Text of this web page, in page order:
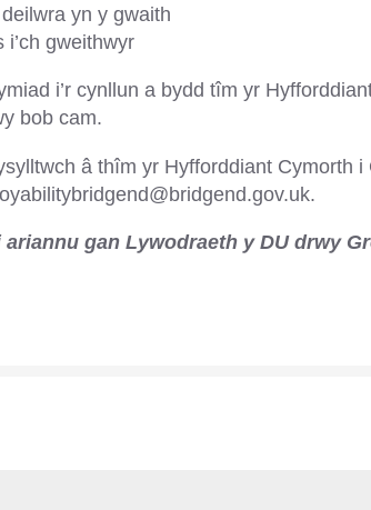
yn y gwaith
gweithwyr
i’r cynllun a bydd tîm yr
bob cam.
â thîm yr Hyfforddiant Cymorth
ariannu gan Lywodraeth y DU drwy